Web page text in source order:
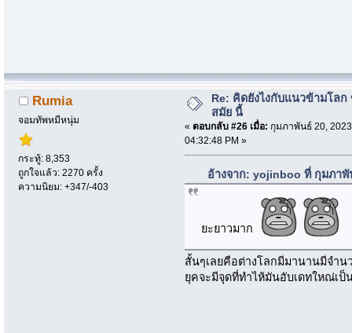
Rumia
จอมทัพหมีหนุ่ม
กระทู้: 8,353
ถูกใจแล้ว: 2270 ครั้ง
ความนิยม: +347/-403
Re: คิดยังไงกับแนวข้ามโลก
สมัย นี้
« ตอบกลับ #26 เมื่อ: กุมภาพันธ์ 20,
04:32:48 PM »
อ้างจาก: yojinboo ที่ กุมภาพั
ยะยาวมาก
สั้นๆเลยคือต่างโลกมีมานานมีจำน
ยุคจะมีจุดที่ทำไห้มันอับเดทใหณ่เป็